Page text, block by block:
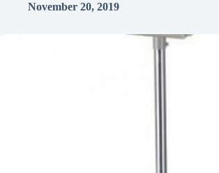
November 20, 2019